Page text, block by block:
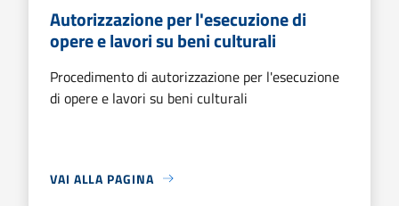
Autorizzazione per l'esecuzione di
opere e lavori su beni culturali
Procedimento di autorizzazione per l'esecuzione
di opere e lavori su beni culturali
VAI ALLA PAGINA